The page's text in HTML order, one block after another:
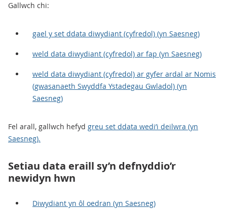
Gallwch chi:
gael y set ddata diwydiant (cyfredol) (yn Saesneg)
weld data diwydiant (cyfredol) ar fap (yn Saesneg)
weld data diwydiant (cyfredol) ar gyfer ardal ar Nomis
(gwasanaeth Swyddfa Ystadegau Gwladol) (yn
Saesneg)
Fel arall, gallwch hefyd greu set ddata wedi’i deilwra (yn
Saesneg).
Setiau data eraill sy’n defnyddio’r
newidyn hwn
Diwydiant yn ôl oedran (yn Saesneg)